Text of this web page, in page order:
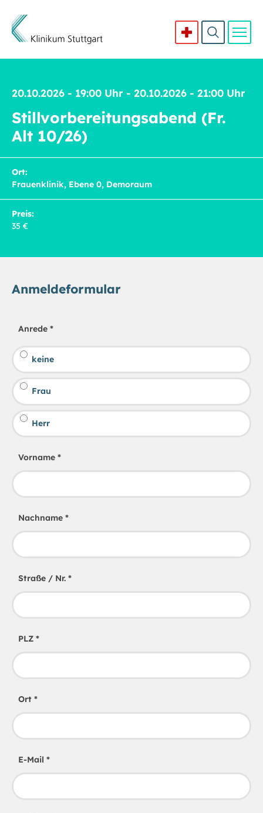
20.10.2026 - 19:00 Uhr - 20.10.2026 - 21:00 Uhr
Stillvorbereitungsabend (Fr.
Alt 10/26)
Ort:
Frauenklinik, Ebene 0, Demoraum
Preis:
35 €
Anmeldeformular
Anrede *
keine
Frau
Herr
Vorname *
Nachname *
Straße / Nr. *
PLZ *
Ort *
E-Mail *